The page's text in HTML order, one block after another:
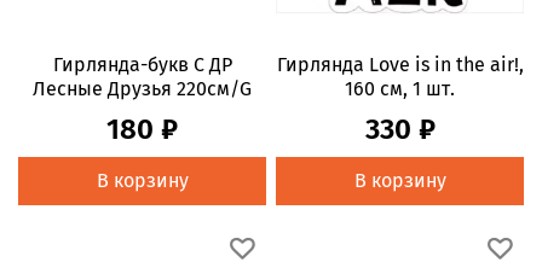
Гирлянда-букв С ДР
Лесные Друзья 220см/G
180 ₽
В корзину
Гирлянда Love is in the air!,
160 см, 1 шт.
330 ₽
В корзину